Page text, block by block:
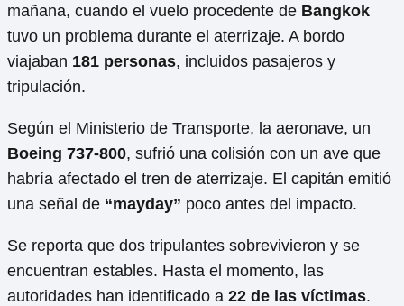
mañana, cuando el vuelo procedente de Bangkok
tuvo un problema durante el aterrizaje. A bordo
viajaban 181 personas, incluidos pasajeros y
tripulación.
Según el Ministerio de Transporte, la aeronave, un
Boeing 737-800, sufrió una colisión con un ave que
habría afectado el tren de aterrizaje. El capitán emitió
una señal de “mayday” poco antes del impacto.
Se reporta que dos tripulantes sobrevivieron y se
encuentran estables. Hasta el momento, las
autoridades han identificado a 22 de las víctimas.